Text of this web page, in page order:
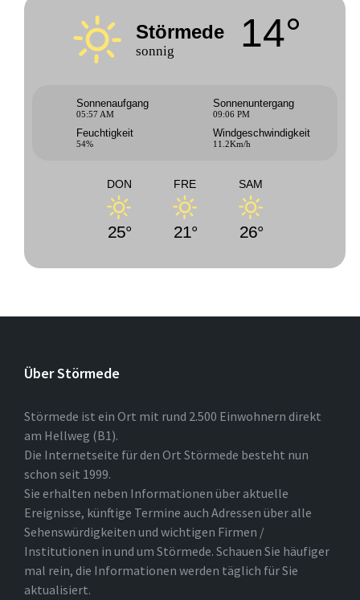
Störmede
sonnig 14°
Sonnenaufgang
05:57 AM
Sonnenuntergang
09:06 PM
Feuchtigkeit
54%
Windgeschwindigkeit
11.2Km/h
DON
25°
FRE
21°
SAM
26°
Über Störmede
Störmede ist ein Ort mit rund 2.500 Einwohnern direkt
am Hellweg (B1).
Die Internetseite für den Ort Störmede besteht nun
schon seit 1999.
Sie erhalten neben Informationen über aktuelle
Ereignisse, künftige Termine auch Adressen über alle
Sehenswürdigkeiten und wichtigen Firmen /
Institutionen in und um Störmede. Schauen Sie häufiger
mal rein, die Informationen werden täglich für Sie
aktualisiert.